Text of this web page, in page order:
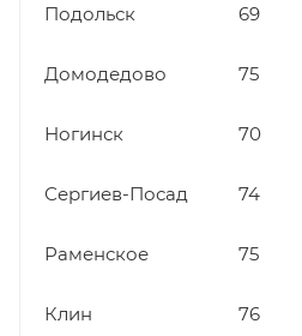
Подольск 69
Домодедово 75
Ногинск 70
Сергиев-Посад 74
Раменское 75
Клин 76